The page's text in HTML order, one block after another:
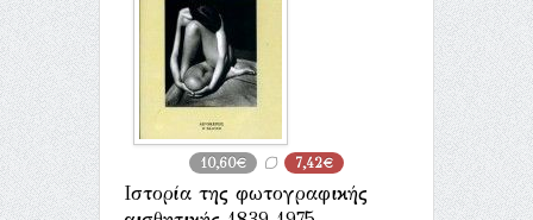
10,60€ 7,42€
Ιστορία της φωτογραφικής